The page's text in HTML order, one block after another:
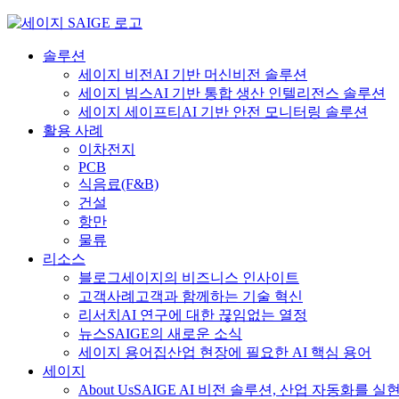
Skip
content솔루션
세이지 비전 AI 기반 머신비전 솔루션
세이지 빔스AI 기반 통합 생산 인텔리전스 솔루션
세이지 세이프티 AI 기반 안전 모니터링 솔루션
활용 사례
이차전지
PCB
식음료(F&B)
건설
항만
물류
리소스
블로그세이지의 비즈니스 인사이트
고객사례 고객과 함께하는 기술 혁신
리서치 AI 연구에 대한 끊임없는 열정
뉴스SAIGE의 새로운 소식
세이지 용어집산업 현장에 필요한 AI 핵심 용어
세이지
About UsSAIGE AI 비전 솔루션, 산업 자동화를 실